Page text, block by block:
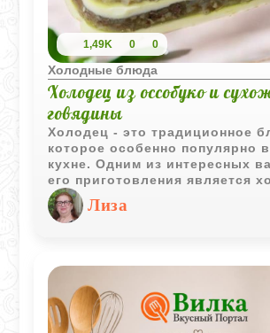
1,49K 0 0
Холодные блюда
Холодец из оссобуко и
говядины
Холодец - это традиционное
которое особенно популярно
кухне. Одним из интересных
его приготовления является
оссобуко, а также сухожилий
Этот деликатес обладает
вкусом и плотной текстурой,
Лиза